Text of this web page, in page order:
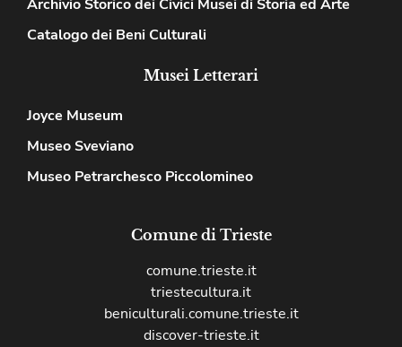
Archivio Storico dei Civici Musei di Storia ed Arte
Catalogo dei Beni Culturali
Musei Letterari
Joyce Museum
Museo Sveviano
Museo Petrarchesco Piccolomineo
Comune di Trieste
comune.trieste.it
triestecultura.it
beniculturali.comune.trieste.it
discover-trieste.it